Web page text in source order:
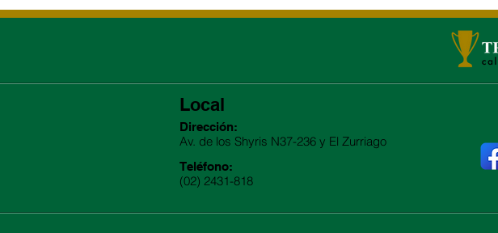
Local
Dirección:
Av. de los Shyris N37-236 y El Zurriago
Teléfono:
(02) 2431-818